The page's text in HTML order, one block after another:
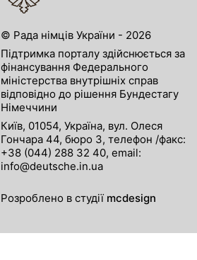
© Рада німців України - 2026
Підтримка порталу здійснюється за
фінансування Федерального
міністерства внутрішніх справ
відповідно до рішення Бундестагу
Німеччини
Київ, 01054, Україна, вул. Олеся
Гончара 44, бюро 3, телефон /факс:
+38 (044) 288 32 40, email:
info@deutsche.in.ua
Розроблено в студії mcdesign